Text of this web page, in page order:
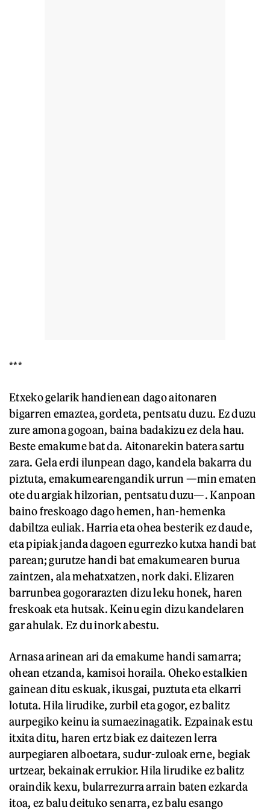
***
Etxeko gelarik handienean dago aitonaren
bigarren emaztea, gordeta, pentsatu duzu. Ez duzu
zure amona gogoan, baina badakizu ez dela hau.
Beste emakume bat da. Aitonarekin batera sartu
zara. Gela erdi ilunpean dago, kandela bakarra du
piztuta, emakumearengandik urrun —min ematen
ote du argiak hilzorian, pentsatu duzu—. Kanpoan
baino freskoago dago hemen, han-hemenka
dabiltza euliak. Harria eta ohea besterik ez daude,
eta pipiak janda dagoen egurrezko kutxa handi bat
parean; gurutze handi bat emakumearen burua
zaintzen, ala mehatxatzen, nork daki. Elizaren
barrunbea gogorarazten dizu leku honek, haren
freskoak eta hutsak. Keinu egin dizu kandelaren
gar ahulak. Ez du inork abestu.
Arnasa arinean ari da emakume handi samarra;
ohean etzanda, kamisoi horaila. Oheko estalkien
gainean ditu eskuak, ikusgai, puztuta eta elkarri
lotuta. Hila lirudike, zurbil eta gogor, ez balitz
aurpegiko keinu ia sumaezinagatik. Ezpainak estu
itxita ditu, haren ertz biak ez daitezen lerra
aurpegiaren alboetara, sudur-zuloak erne, begiak
urtzear, bekainak errukior. Hila lirudike ez balitz
oraindik kexu, bularrezurra arrain baten ezkarda
itoa, ez balu deituko senarra, ez balu esango